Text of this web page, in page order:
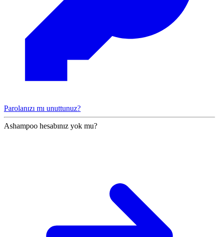
Parolanızı mı unuttunuz?
Ashampoo hesabınız yok mu?